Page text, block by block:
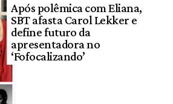
Após polêmica com Eliana,
SBT afasta Carol Lekker e
define futuro da
apresentadora no
‘Fofocalizando’